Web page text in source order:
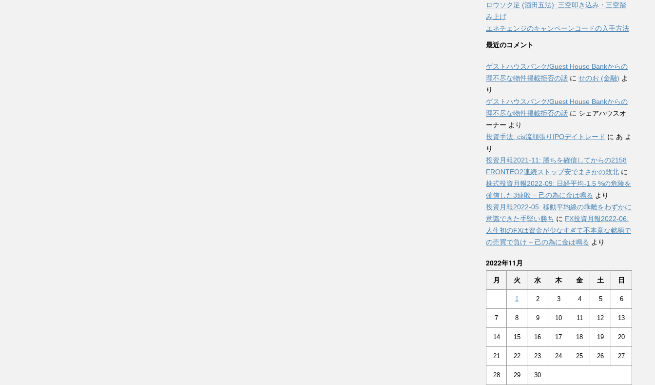
ロウソク足 (酒田五法): 三空叩き込み・三空踏
み上げ
エネチェンジのキャンペーンコードの入手方法
最近のコメント
ゲストハウスバンク/Guest House Bankからの
理不尽な物件掲載拒否の話 に せのお (金融) よ
り
ゲストハウスバンク/Guest House Bankからの
理不尽な物件掲載拒否の話 に シェアハウスオ
ーナー より
投資手法: cis流順張りIPOデイトレード に あ よ
り
投資月報2021-11: 勝ちを確信してからの2158
FRONTEO2連続ストップ安でまさかの敗北 に
株式投資月報2022-09: 日経平均-1.5 %の危険を
確信した3連敗 – 己の為に金は鳴る より
投資月報2022-05: 移動平均線の乖離をわずかに
意識できた手堅い勝ち に FX投資月報2022-06:
人生初のFXは資金が少なすぎて不本意な銘柄で
の売買で負け – 己の為に金は鳴る より
2022年11月
月 火 水 木 金 土 日
1 2 3 4 5 6
7 8 9 10 11 12 13
14 15 16 17 18 19 20
21 22 23 24 25 26 27
28 29 30